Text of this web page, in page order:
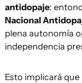
antidopaje:
Nacional
plena autonomía
independencia
Esto implicará